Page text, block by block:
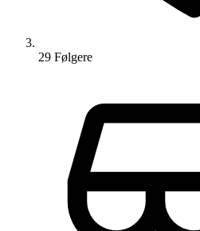
29 Følgere